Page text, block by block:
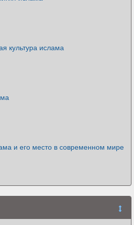
культура ислама
и его место в современном мире